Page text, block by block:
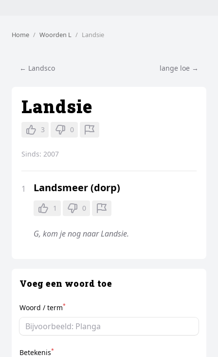
Home Woorden L Landsie
← Landsco lange loe →
Landsie
3 0
Sinds: 2007
1 Landsmeer (dorp)
1 0
G, kom je nog naar Landsie.
Voeg een woord toe
Woord / term*
Betekenis*